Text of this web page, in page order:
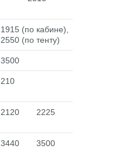
1915 (по кабине),
2550 (по тенту)
3500
210
2120 2225
3440 3500